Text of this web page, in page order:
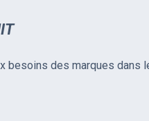
besoins des marques